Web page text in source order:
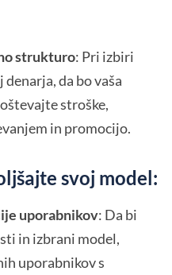
strukturo: Pri izbiri
da bo vaša
stroške,
in promocijo.
svoj model:
uporabnikov: Da bi
in izbrani model,
uporabnikov s